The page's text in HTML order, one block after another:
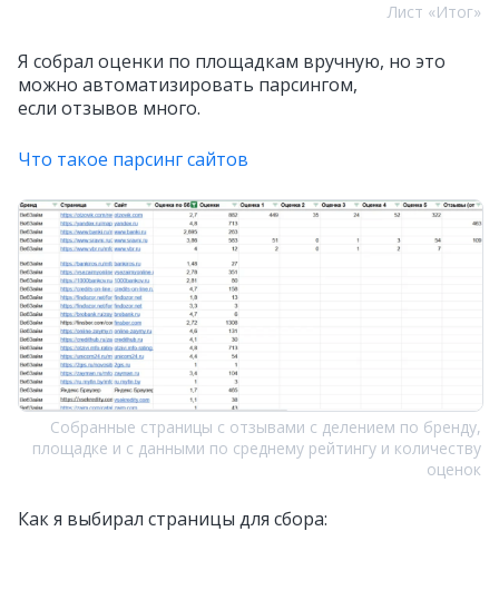
Лист «Итог»
Я собрал оценки по площадкам вручную, но это
можно автоматизировать парсингом,
если отзывов много.
Что такое парсинг сайтов
Собранные страницы с отзывами с делением по бренду,
площадке и с данными по среднему рейтингу и количеству
оценок
Как я выбирал страницы для сбора: